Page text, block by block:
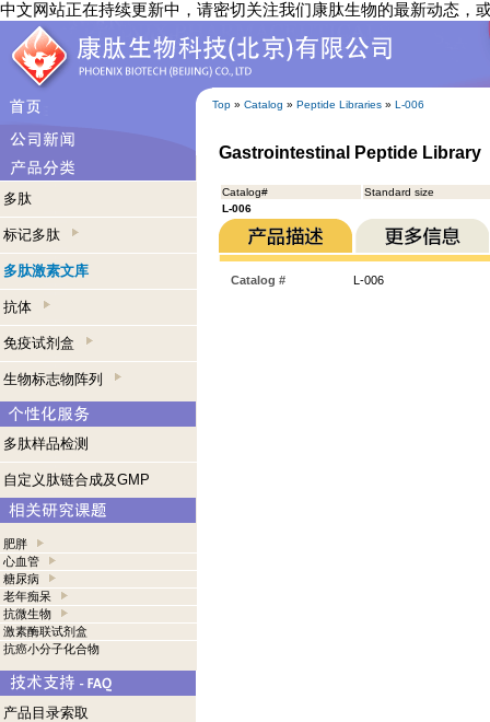
中文网站正在持续更新中，请密切关注我们康肽生物的最新动态，
Top » Catalog » Peptide Libraries » L-006
多肽
标记多肽
多肽激素文库
抗体
免疫试剂盒
生物标志物阵列
多肽样品检测
自定义肽链合成及GMP
肥胖
心血管
糖尿病
老年痴呆
抗微生物
激素酶联试剂盒
抗癌小分子化合物
产品目录索取
Gastrointestinal Peptide Library
Catalog#
Standard size
L-006
Catalog # L-006